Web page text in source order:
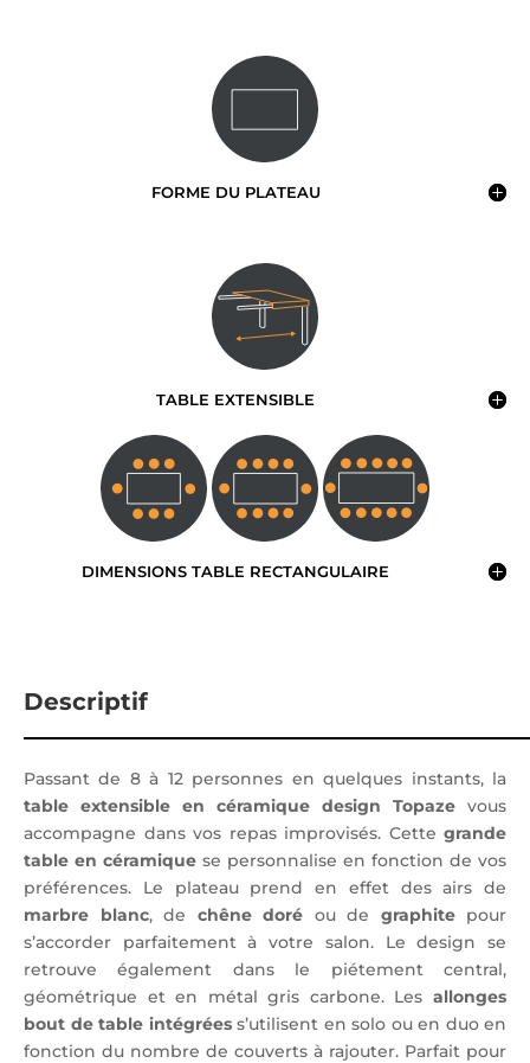
FORME DU PLATEAU
TABLE EXTENSIBLE
DIMENSIONS TABLE RECTANGULAIRE
Descriptif
Passant de 8 à 12 personnes en quelques instants, la
table extensible en céramique design Topaze vous
accompagne dans vos repas improvisés. Cette grande
table en céramique se personnalise en fonction de vos
préférences. Le plateau prend en effet des airs de
marbre blanc, de chêne doré ou de graphitepour
s’accorder parfaitement à votre salon. Le design se
retrouve également dans le piétement central,
géométrique et en métal gris carbone. Les allonges
bout de table intégréess’utilisent en solo ou en duo en
fonction du nombre de couverts à rajouter. Parfait pour